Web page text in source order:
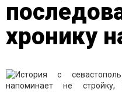
хронику